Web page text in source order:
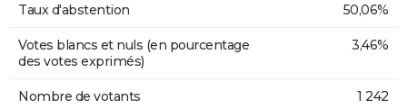
Taux d'abstention 50,06%
Votes blancs et nuls (en pourcentage
des votes exprimés)
3,46%
Nombre de votants 1 242